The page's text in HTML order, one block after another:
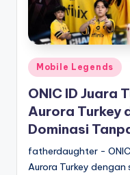
S
p
o
r
t
s
analisis,
liputan
seputar
e-
sport
dan
gaming
kompetitif.
Posted
Mobile Legends
ONIC ID Juara
Aurora Turkey
Dominasi
fatherdaughter -
Aurora Turkey